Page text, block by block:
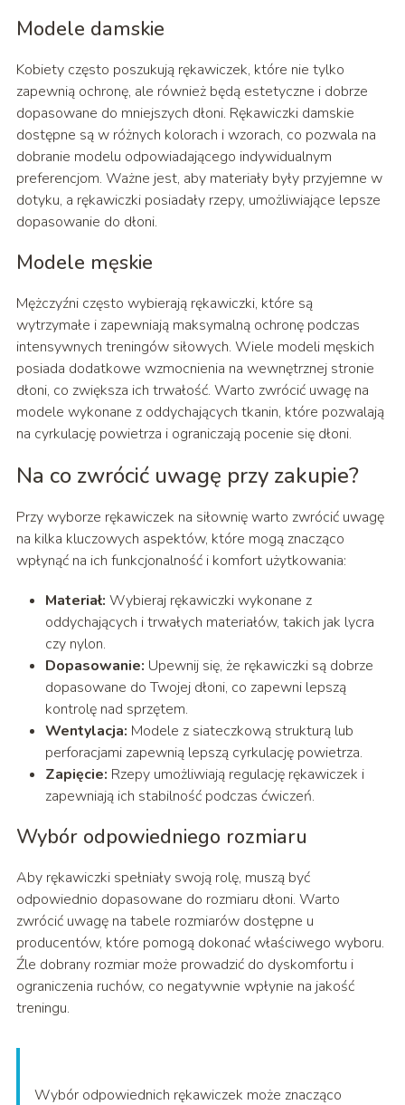
Modele damskie
Kobiety często poszukują rękawiczek, które nie tylko
zapewnią ochronę, ale również będą estetyczne i dobrze
dopasowane do mniejszych dłoni. Rękawiczki damskie
dostępne są w różnych kolorach i wzorach, co pozwala na
dobranie modelu odpowiadającego indywidualnym
preferencjom. Ważne jest, aby materiały były przyjemne w
dotyku, a rękawiczki posiadały rzepy, umożliwiające lepsze
dopasowanie do dłoni.
Modele męskie
Mężczyźni często wybierają rękawiczki, które są
wytrzymałe i zapewniają maksymalną ochronę podczas
intensywnych treningów siłowych. Wiele modeli męskich
posiada dodatkowe wzmocnienia na wewnętrznej stronie
dłoni, co zwiększa ich trwałość. Warto zwrócić uwagę na
modele wykonane z oddychających tkanin, które pozwalają
na cyrkulację powietrza i ograniczają pocenie się dłoni.
Na co zwrócić uwagę przy zakupie?
Przy wyborze rękawiczek na siłownię warto zwrócić uwagę
na kilka kluczowych aspektów, które mogą znacząco
wpłynąć na ich funkcjonalność i komfort użytkowania:
Materiał: Wybieraj rękawiczki wykonane z
oddychających i trwałych materiałów, takich jak lycra
czy nylon.
Dopasowanie: Upewnij się, że rękawiczki są dobrze
dopasowane do Twojej dłoni, co zapewni lepszą
kontrolę nad sprzętem.
Wentylacja: Modele z siateczkową strukturą lub
perforacjami zapewnią lepszą cyrkulację powietrza.
Zapięcie: Rzepy umożliwiają regulację rękawiczek i
zapewniają ich stabilność podczas ćwiczeń.
Wybór odpowiedniego rozmiaru
Aby rękawiczki spełniały swoją rolę, muszą być
odpowiednio dopasowane do rozmiaru dłoni. Warto
zwrócić uwagę na tabele rozmiarów dostępne u
producentów, które pomogą dokonać właściwego wyboru.
Źle dobrany rozmiar może prowadzić do dyskomfortu i
ograniczenia ruchów, co negatywnie wpłynie na jakość
treningu.
Wybór odpowiednich rękawiczek może znacząco